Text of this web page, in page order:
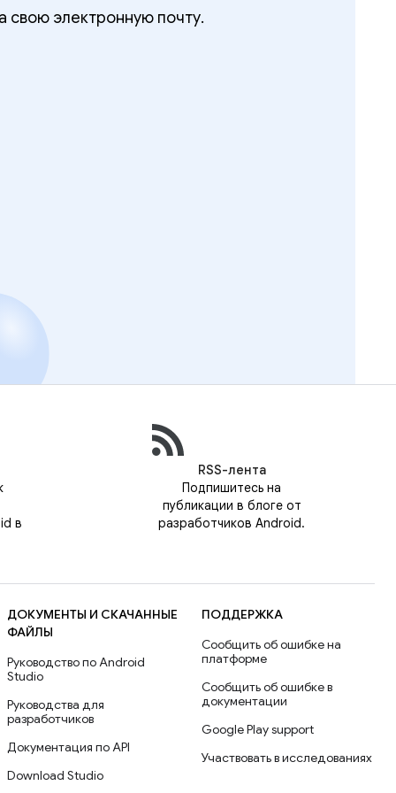
свою электронную почту.
в
RSS-лента
Подпишитесь на
публикации в блоге от
разработчиков Android.
ДОКУМЕНТЫ И СКАЧАННЫЕ
ФАЙЛЫ
Руководство по Android
Studio
Руководства для
разработчиков
Документация по API
Download Studio
ПОДДЕРЖКА
Сообщить об ошибке на
платформе
Сообщить об ошибке в
документации
Google Play support
Участвовать в исследованиях